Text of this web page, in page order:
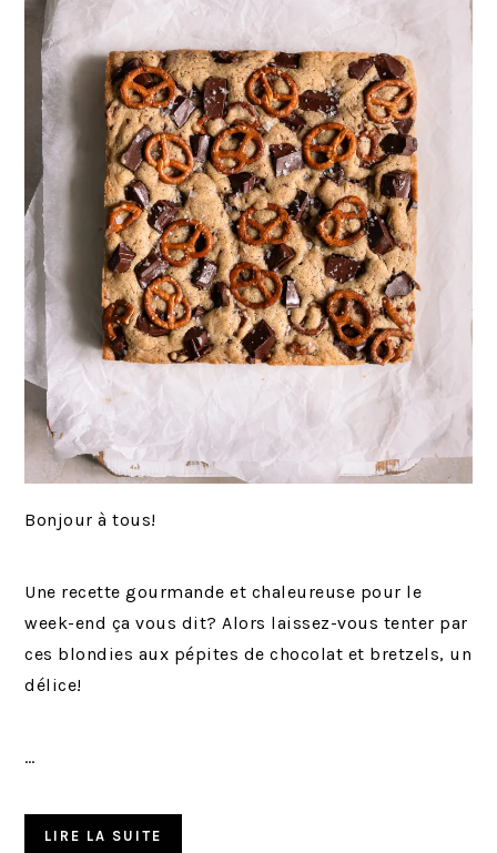
Bonjour à tous!
Une recette gourmande et chaleureuse pour le
week-end ça vous dit? Alors laissez-vous tenter par
ces blondies aux pépites de chocolat et bretzels, un
délice!
…
LIRE LA SUITE